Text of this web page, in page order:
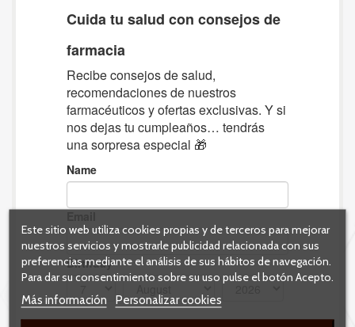
Este sitio web utiliza cookies propias y de terceros para mejorar
nuestros servicios y mostrarle publicidad relacionada con sus
preferencias mediante el análisis de sus hábitos de navegación.
Para dar su consentimiento sobre su uso pulse el botón Acepto.
Más información
Personalizar cookies